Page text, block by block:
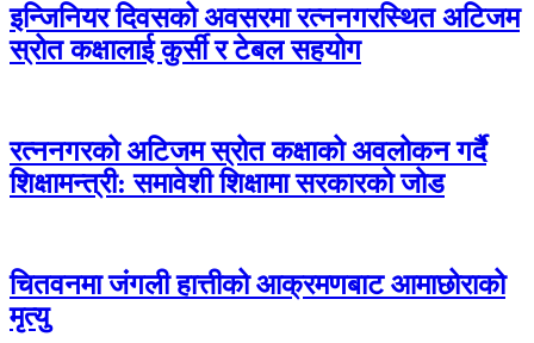
इन्जिनियर दिवसको अवसरमा रत्ननगरस्थित अटिजम
स्रोत कक्षालाई कुर्सी र टेबल सहयोग
रत्ननगरको अटिजम स्रोत कक्षाको अवलोकन गर्दै
शिक्षामन्त्री: समावेशी शिक्षामा सरकारको जोड
चितवनमा जंगली हात्तीको आक्रमणबाट आमाछोराको
मृत्यु